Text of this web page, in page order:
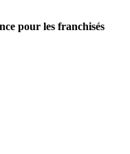
pour les franchisés